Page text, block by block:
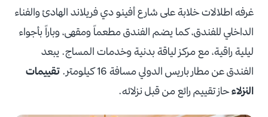
غرفه اطلالات خلابة على شارع أفينو دي فريلاند الهادئ والفناء
الداخلي للفندق، كما يضم الفندق مطعماً ومقهى، وباراً بأجواء
ليلية راقية، مع مركز لياقة بدنية وخدمات المساج. يبعد
الفندق عن مطار باريس الدولي مسافة 16 كيلومتر.
تقييمات
النزلاءحاز تقييم رائع من قبل نزلائه.